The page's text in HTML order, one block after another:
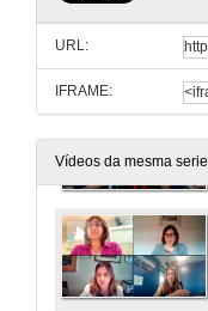
URL:
IFRAME:
Vídeos da mesma serie